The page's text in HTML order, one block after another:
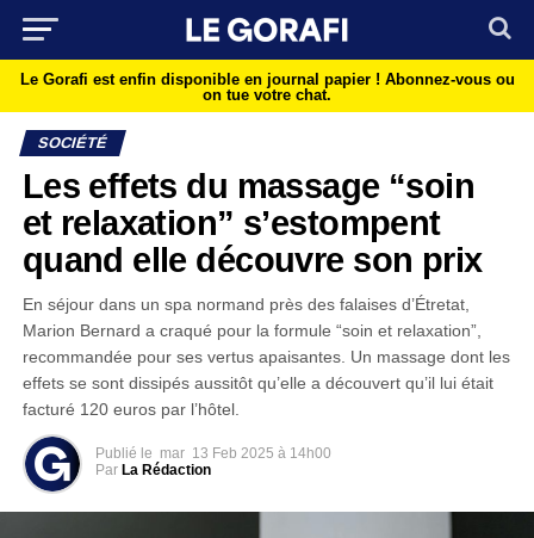
Le Gorafi est enfin disponible en journal papier ! Abonnez-vous ou
on tue votre chat.
SOCIÉTÉ
Les effets du massage “soin
et relaxation” s’estompent
quand elle découvre son prix
En séjour dans un spa normand près des falaises d’Étretat,
Marion Bernard a craqué pour la formule “soin et relaxation”,
recommandée pour ses vertus apaisantes. Un massage dont les
effets se sont dissipés aussitôt qu’elle a découvert qu’il lui était
facturé 120 euros par l’hôtel.
Publié le mar 13 Feb 2025 à 14h00
Par La Rédaction